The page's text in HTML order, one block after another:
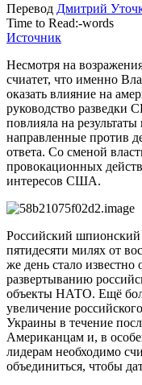
Перевод Дмитрий
Time to Read:-words
Источник
Несмотря на
счиатет, что именно
оказать влияние на
руководство разведки
повлияла на
направленные против
ответа. Со сменой
провокационных
интересов США.
Российский шпионский
пятидесяти милях от
же день стало
развертыванию
объекты НАТО. Ещё
увеличение
Украины в течение
Американцам и, в
лидерам необходимо
объединиться, чтобы